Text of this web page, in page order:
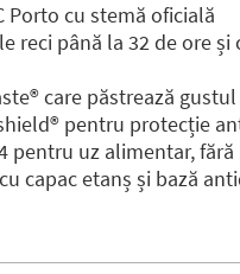
Porto cu stemă oficială
reci până la 32 de ore și
care păstrează
pentru protecție
pentru uz alimentar, fără
capac etanș și bază